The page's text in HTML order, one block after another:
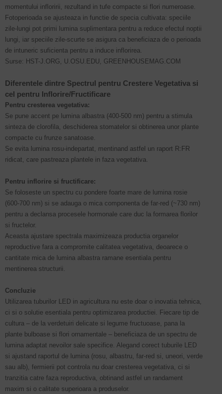
momentului infloririi, rezultand in tufe compacte si flori numeroase.
Fotoperioada se ajusteaza in functie de specia cultivata: speciile
zile-lungi pot primi lumina suplimentara pentru a reduce efectul noptii
lungi, iar speciile zile-scurte se asigura ca beneficiaza de o perioada
de intuneric suficienta pentru a induce inflorirea.
Surse: HST-J.ORG, U.OSU.EDU, GREENHOUSEMAG.COM
Diferentele dintre Spectrul pentru Crestere Vegetativa si
cel pentru Inflorire/Fructificare
Pentru cresterea vegetativa:
Se pune accent pe lumina albastra (400-500 nm) pentru a stimula
sinteza de clorofila, deschiderea stomatelor si obtinerea unor plante
compacte cu frunze sanatoase.
Se evita lumina rosu-indepartat, mentinand astfel un raport R:FR
ridicat, care pastreaza plantele in faza vegetativa.
Pentru inflorire si fructificare:
Se foloseste un spectru cu pondere foarte mare de lumina rosie
(600-700 nm) si se adauga o mica componenta de far-red (~730 nm)
pentru a declansa procesele hormonale care duc la formarea florilor
si fructelor.
Aceasta ajustare spectrala maximizeaza productia organelor
reproductive fara a compromite calitatea vegetativa, deoarece o
cantitate mica de lumina albastra ramane esentiala pentru
mentinerea structurii.
Concluzie
Utilizarea tuburilor LED in agricultura nu este doar o inovatia tehnica,
ci si o solutie esentiala pentru optimizarea productiei. Fiecare tip de
cultura – de la verdetuiri delicate si legume fructuoase, pana la
plante bulboase si flori ornamentale – beneficiaza de un spectru de
lumina adaptat nevoilor sale specifice. Alegand corect tuburile LED
si ajustand raportul de lumina (rosu, albastru, far-red si, uneori, verde
sau alb), fermierii pot controla nu doar cresterea vegetativa, ci si
tranzitia catre faza reproductiva, obtinand astfel un randament
maxim si o calitate superioara a produselor.